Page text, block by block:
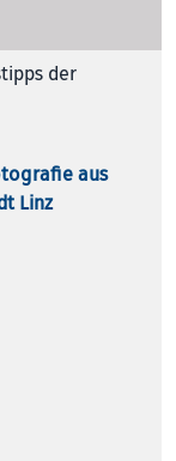
der
aus
Linz